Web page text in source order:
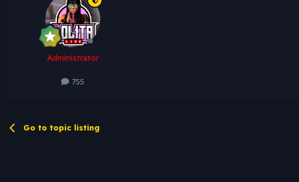
Administrator
755
Go to topic listing